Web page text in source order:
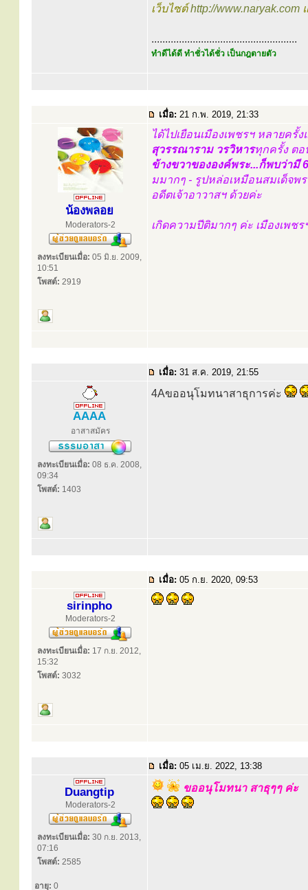
เว็บไซต์http://www.naryak.com
.....................................................
ทำดีได้ดี ทำชั่วได้ชั่ว เป็นกฎตายตัว
เมื่อ: 21 ก.พ. 2019, 21:33
น้องพลอย
Moderators-2
ลงทะเบียนเมื่อ: 05 มิ.ย. 2009,
10:51
โพสต์: 2919
ได้ไปเยือนเมืองเพชรฯ หลายครั้
สุวรรณาราม วรวิหารทุกครั้ง ตอ
ข้างขวาขององค์พระ...ก็พบว่ามี
มมากๆ - รูปหล่อเหมือนสมเด็จพ
อดีตเจ้าอาวาสฯ ด้วยค่ะ
เกิดความปีติมากๆ ค่ะ เมืองเพช
เมื่อ: 31 ส.ค. 2019, 21:55
AAAA
อาสาสมัคร
ลงทะเบียนเมื่อ: 08 ธ.ค. 2008,
09:34
โพสต์: 1403
4Aขออนุโมทนาสาธุการค่ะ
เมื่อ: 05 ก.ย. 2020, 09:53
sirinpho
Moderators-2
ลงทะเบียนเมื่อ: 17 ก.ย. 2012,
15:32
โพสต์: 3032
เมื่อ: 05 เม.ย. 2022, 13:38
Duangtip
Moderators-2
ลงทะเบียนเมื่อ: 30 ก.ย. 2013,
07:16
โพสต์: 2585
อายุ: 0
ขออนุโมทนา สาธุๆๆ ค่ะ